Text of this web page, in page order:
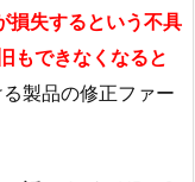
失するという不具
もできなくなると
製品の修正ファー